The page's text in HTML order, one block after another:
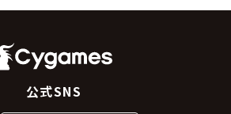
公式SNS